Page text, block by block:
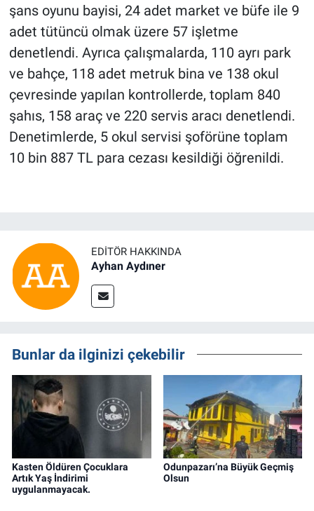
şans oyunu bayisi, 24 adet market ve büfe ile 9
adet tütüncü olmak üzere 57 işletme
denetlendi. Ayrıca çalışmalarda, 110 ayrı park
ve bahçe, 118 adet metruk bina ve 138 okul
çevresinde yapılan kontrollerde, toplam 840
şahıs, 158 araç ve 220 servis aracı denetlendi.
Denetimlerde, 5 okul servisi şoförüne toplam
10 bin 887 TL para cezası kesildiği öğrenildi.
EDITÖR HAKKINDA
Ayhan Aydıner
Bunlar da ilginizi çekebilir
Kasten Öldüren Çocuklara
Artık Yaş İndirimi
uygulanmayacak.
Odunpazarı’na Büyük Geçmiş
Olsun